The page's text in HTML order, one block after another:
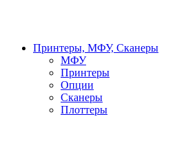
Принтеры, МФУ, Сканеры
МФУ
Принтеры
Опции
Сканеры
Плоттеры